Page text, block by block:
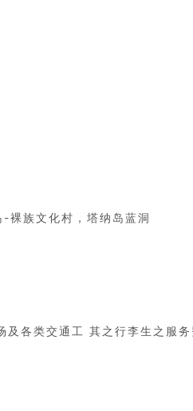
裸族文化村，塔纳岛蓝洞
各类交通工 其之行李生之服务